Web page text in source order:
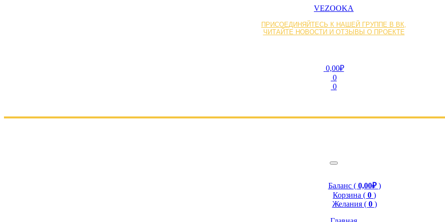
VEZOOKA
ПРИСОЕДИНЯЙТЕСЬ К НАШЕЙ ГРУППЕ В ВК,
ЧИТАЙТЕ НОВОСТИ И ОТЗЫВЫ О ПРОЕКТЕ
0,00₽
0
0
Баланс ( 0,00₽)
Корзина ( 0 )
Желания ( 0 )